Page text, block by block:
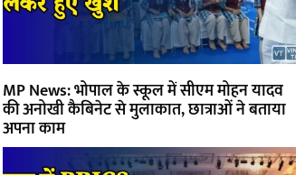
MP News: भोपाल के स्कूल में सीएम मोहन यादव
की अनोखी कैबिनेट से मुलाकात, छात्राओं ने बताया
अपना काम